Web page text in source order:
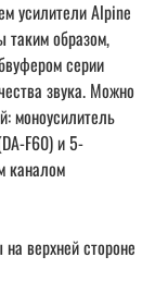
усилители Alpine
таким образом,
серии
звука. Можно
моноусилитель
F60) и 5-
каналом
верхней стороне